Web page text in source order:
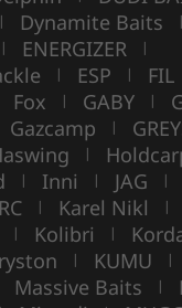
| Dynamite Baits |
| ENERGIZER |
| ESP | FIL
Fox | GABY |
Gazcamp |
|
| Inni | JAG |
| Karel Nikl |
| Kolibri |
| KUMU |
Massive Baits |